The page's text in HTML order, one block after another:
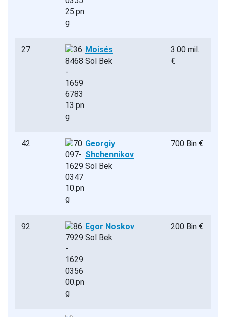
27
Moisés
Sol Bek
3.00 mil.
€
42
Georgiy
Shchennikov
Sol Bek
700 Bin €
92
Egor Noskov
Sol Bek
200 Bin €